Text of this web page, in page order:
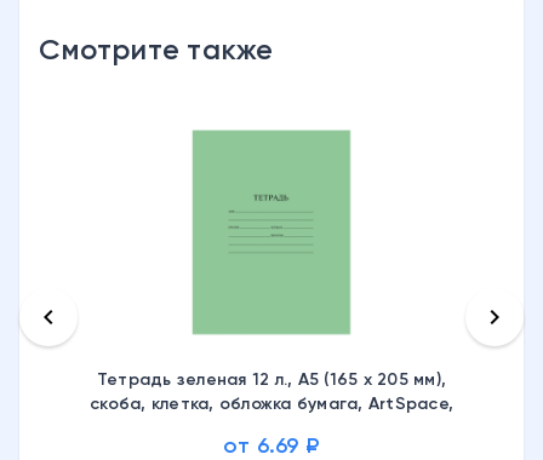
Смотрите также
Тетрадь зеленая 12 л., А5 (165 х 205 мм),
скоба, клетка, обложка бумага, ArtSpace,
от 6.69 ₽
keyboard_arrow_left keyboard_arrow_right